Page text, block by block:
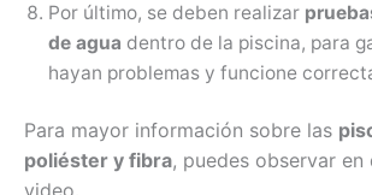
Por último, se deben realizar
de agua dentro de la piscina, para
hayan problemas y funcione
Para mayor información sobre las
poliéster y fibra, puedes observar en